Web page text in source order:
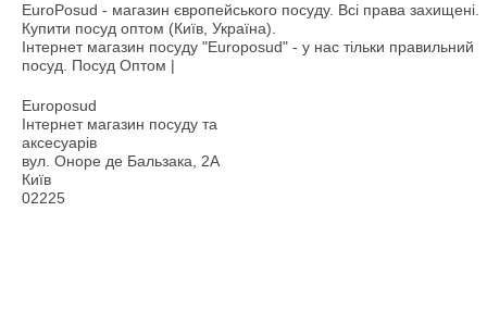
EuroPosud - магазин європейського посуду. Всі права захищені.
Купити посуд оптом (Київ, Україна).
Інтернет магазин посуду "Europosud" - у нас тільки правильний
посуд. Посуд Оптом |
Europosud
Інтернет магазин посуду та
аксесуарів
вул. Оноре де Бальзака, 2А
Київ
02225